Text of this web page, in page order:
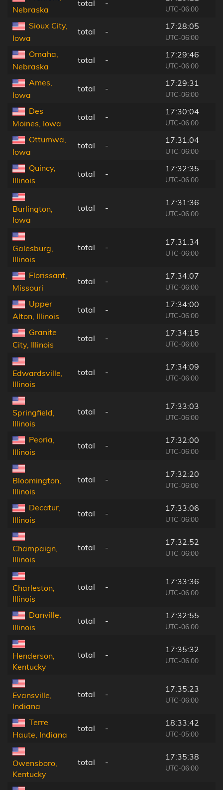
Nebraska
total -
UTC-06:00
Sioux City,
Iowa
total -
17:28:05
UTC-06:00
Omaha,
Nebraska
total -
17:29:46
UTC-06:00
Ames,
Iowa
total -
17:29:31
UTC-06:00
Des
Moines, Iowa
total -
17:30:04
UTC-06:00
Ottumwa,
Iowa
total -
17:31:04
UTC-06:00
Quincy,
Illinois
total -
17:32:35
UTC-06:00
Burlington,
Iowa
total -
17:31:36
UTC-06:00
Galesburg,
Illinois
total -
17:31:34
UTC-06:00
Florissant,
Missouri
total -
17:34:07
UTC-06:00
Upper
Alton, Illinois
total -
17:34:00
UTC-06:00
Granite
City, Illinois
total -
17:34:15
UTC-06:00
Edwardsville,
Illinois
total -
17:34:09
UTC-06:00
Springfield,
Illinois
total -
17:33:03
UTC-06:00
Peoria,
Illinois
total -
17:32:00
UTC-06:00
Bloomington,
Illinois
total -
17:32:20
UTC-06:00
Decatur,
Illinois
total -
17:33:06
UTC-06:00
Champaign,
Illinois
total -
17:32:52
UTC-06:00
Charleston,
Illinois
total -
17:33:36
UTC-06:00
Danville,
Illinois
total -
17:32:55
UTC-06:00
Henderson,
Kentucky
total -
17:35:32
UTC-06:00
Evansville,
Indiana
total -
17:35:23
UTC-06:00
Terre
Haute, Indiana
total -
18:33:42
UTC-05:00
Owensboro,
Kentucky
total -
17:35:38
UTC-06:00